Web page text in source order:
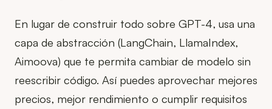
En lugar de construir todo sobre GPT-4, usa una
capa de abstracción (LangChain, LlamaIndex,
Aimoova) que te permita cambiar de modelo sin
reescribir código. Así puedes aprovechar mejores
precios, mejor rendimiento o cumplir requisitos